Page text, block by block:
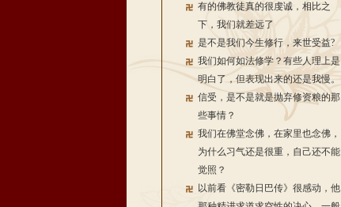
有的佛教徒真的很虔诚，相比之
下，我们就差远了
是不是我们今生修行，来世受益?
我们如何如法修学？有些人理上是
明白了，但表现出来的还是我慢。
信受，是不是就是抛弃修资粮的那
些事情？
我们在佛堂念佛，在家里也念佛，
为什么习气还是很重，自己还不能
觉照？
以前看《密勒日巴传》很感动，他